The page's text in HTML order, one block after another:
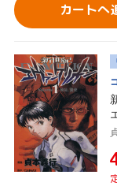
カートへ